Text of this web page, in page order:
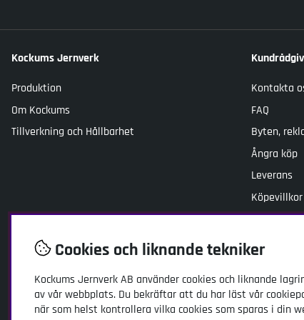
Kockums Jernverk
Produktion
Om Kockums
Tillverkning och Hållbarhet
Kontakta
FAQ
Byten,
Ångra köp
Leverans
Köpevillkor
Skötselråd
Cookies och liknande tekniker
Kockums Jernverk AB använder cookies och liknande
av vår webbplats. Du bekräftar att du har läst vår
när som helst kontrollera vilka cookies som sparas i din